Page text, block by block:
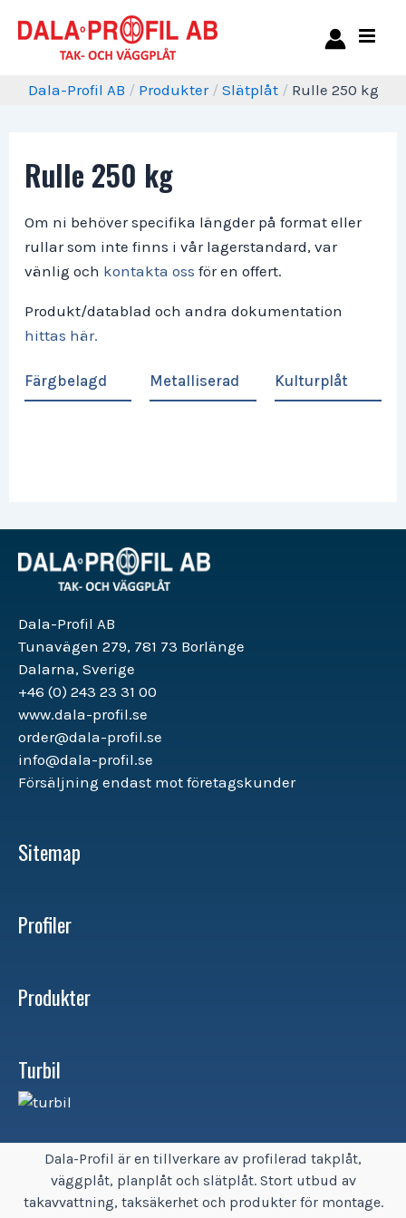
Dala-Profil AB / Produkter / Slätplåt / Rulle 250 kg
Rulle 250 kg
Om ni behöver specifika längder på format eller
rullar som inte finns i vår lagerstandard, var
vänlig och kontakta oss för en offert.
Produkt/datablad och andra dokumentation
hittas här.
Färgbelagd Metalliserad Kulturplåt
Dala-Profil AB
Tunavägen 279, 781 73 Borlänge
Dalarna, Sverige
+46 (0) 243 23 31 00
www.dala-profil.se
order@dala-profil.se
info@dala-profil.se
Försäljning endast mot företagskunder
Sitemap
Profiler
Produkter
Turbil
Dala-Profil är en tillverkare av profilerad takplåt,
väggplåt, planplåt och slätplåt. Stort utbud av
takavvattning, taksäkerhet och produkter för montage.